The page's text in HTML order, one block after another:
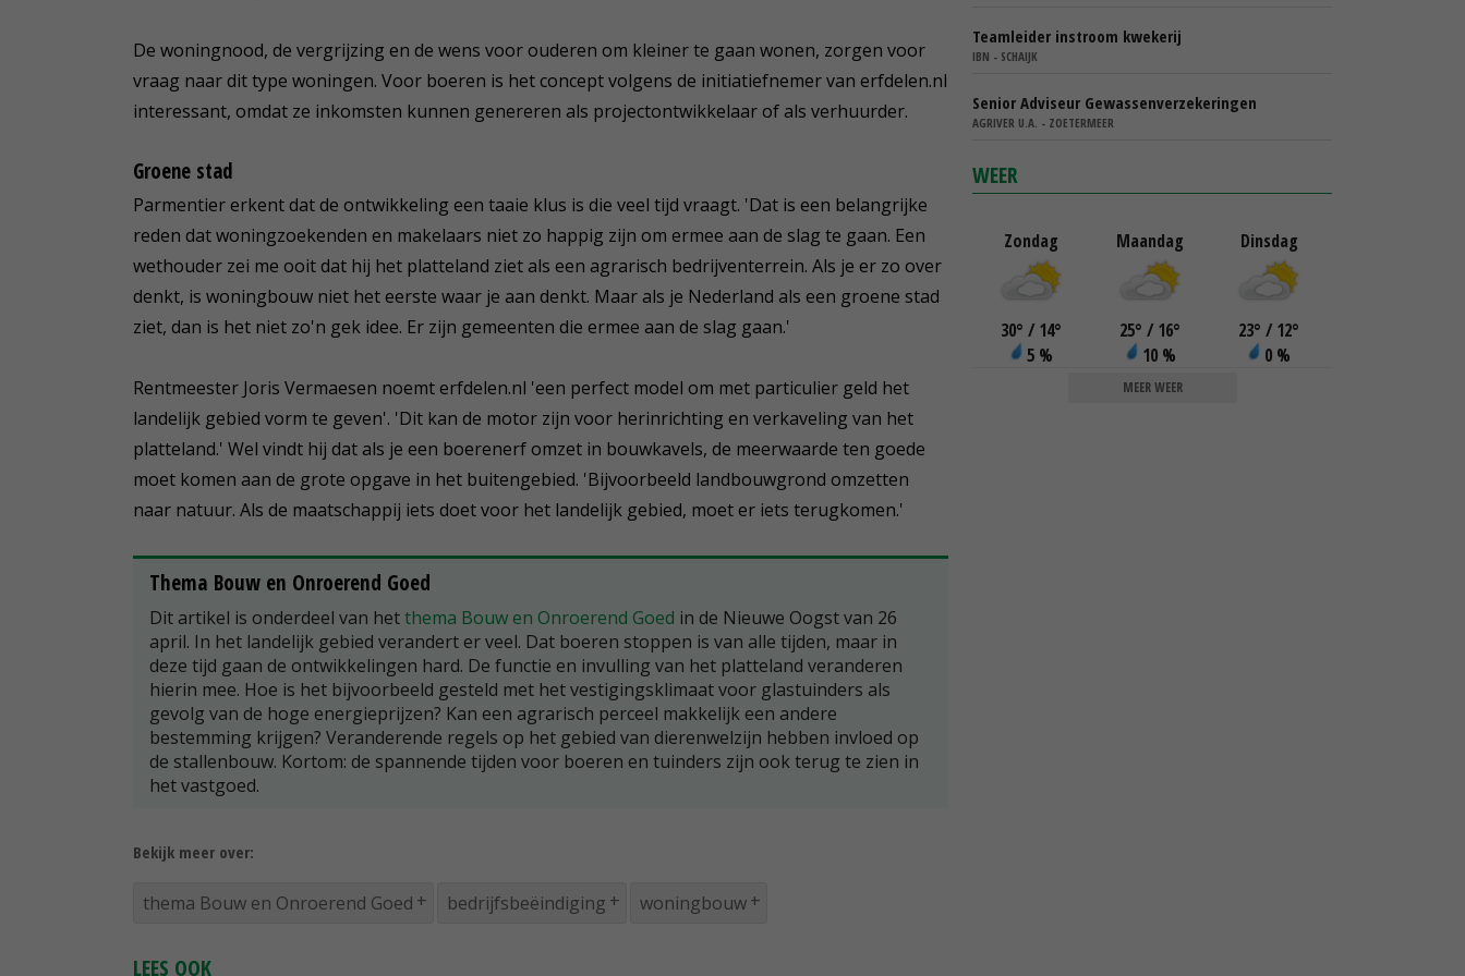
De woningnood, de vergrijzing en de wens voor ouderen om kleiner te gaan wonen, zorgen voor
vraag naar dit type woningen. Voor boeren is het concept volgens de initiatiefnemer van erfdelen.nl
interessant, omdat ze inkomsten kunnen genereren als projectontwikkelaar of als verhuurder.
Groene stad
Parmentier erkent dat de ontwikkeling een taaie klus is die veel tijd vraagt. 'Dat is een belangrijke
reden dat woningzoekenden en makelaars niet zo happig zijn om ermee aan de slag te gaan. Een
wethouder zei me ooit dat hij het platteland ziet als een agrarisch bedrijventerrein. Als je er zo over
denkt, is woningbouw niet het eerste waar je aan denkt. Maar als je Nederland als een groene stad
ziet, dan is het niet zo'n gek idee. Er zijn gemeenten die ermee aan de slag gaan.'
Rentmeester Joris Vermaesen noemt erfdelen.nl 'een perfect model om met particulier geld het
landelijk gebied vorm te geven'. 'Dit kan de motor zijn voor herinrichting en verkaveling van het
platteland.' Wel vindt hij dat als je een boerenerf omzet in bouwkavels, de meerwaarde ten goede
moet komen aan de grote opgave in het buitengebied. 'Bijvoorbeeld landbouwgrond omzetten
naar natuur. Als de maatschappij iets doet voor het landelijk gebied, moet er iets terugkomen.'
Thema Bouw en Onroerend Goed
Dit artikel is onderdeel van hetthema Bouw en Onroerend Goed in de Nieuwe Oogst van 26
april. In het landelijk gebied verandert er veel. Dat boeren stoppen is van alle tijden, maar in
deze tijd gaan de ontwikkelingen hard. De functie en invulling van het platteland veranderen
hierin mee. Hoe is het bijvoorbeeld gesteld met het vestigingsklimaat voor glastuinders als
gevolg van de hoge energieprijzen? Kan een agrarisch perceel makkelijk een andere
bestemming krijgen? Veranderende regels op het gebied van dierenwelzijn hebben invloed op
de stallenbouw. Kortom: de spannende tijden voor boeren en tuinders zijn ook terug te zien in
het vastgoed.
Bekijk meer over:
thema Bouw en Onroerend Goed bedrijfsbeëindiging woningbouw
LEES OOK
Teamleider instroom kwekerij
IBN - SCHAIJK
Senior Adviseur Gewassenverzekeringen
AGRIVER U.A. - ZOETERMEER
WEER
Zondag
30° / 14°
5 %
Maandag
25° / 16°
10 %
Dinsdag
23° / 12°
0 %
MEER WEER